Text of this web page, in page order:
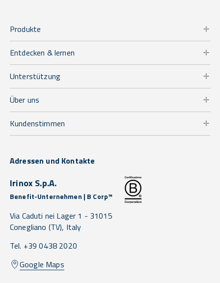
Produkte
Entdecken & lernen
Unterstützung
Über uns
Kundenstimmen
Adressen und Kontakte
Irinox S.p.A.
Benefit-Unternehmen | B Corp™
Via Caduti nei Lager 1 - 31015
Conegliano (TV), Italy
Tel. +39 0438 2020
Google Maps